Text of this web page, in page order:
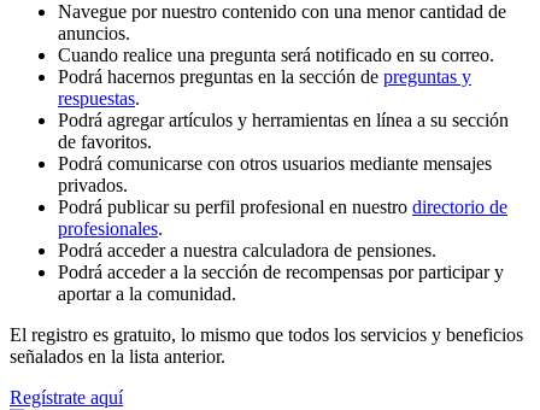
Navegue por nuestro contenido con una menor cantidad de
anuncios.
Cuando realice una pregunta será notificado en su correo.
Podrá hacernos preguntas en la sección de preguntas y
respuestas.
Podrá agregar artículos y herramientas en línea a su sección
de favoritos.
Podrá comunicarse con otros usuarios mediante mensajes
privados.
Podrá publicar su perfil profesional en nuestro directorio de
profesionales.
Podrá acceder a nuestra calculadora de pensiones.
Podrá acceder a la sección de recompensas por participar y
aportar a la comunidad.
El registro es gratuito, lo mismo que todos los servicios y beneficios
señalados en la lista anterior.
Regístrate aquí